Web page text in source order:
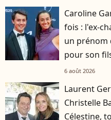
Caroline
fois : l'ex-
un prénom
pour son
6 août 2026
Laurent
Christelle
Célestine,